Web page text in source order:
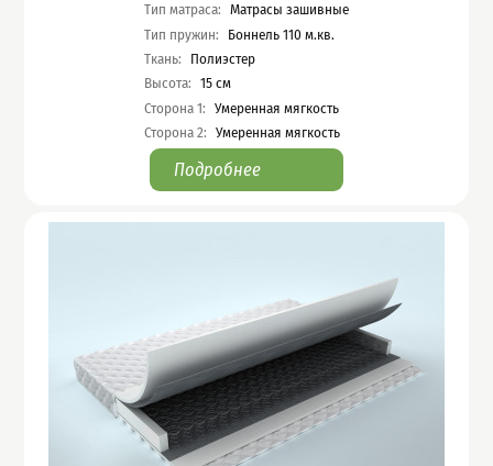
Характеристики
Тип матраса: Матрасы зашивные
Тип пружин:
Боннель 110 м.кв.
Ткань:
Полиэстер
Высота: 15 см
Сторона 1: Умеренная мягкость
Сторона 2: Умеренная мягкость
Подробнее